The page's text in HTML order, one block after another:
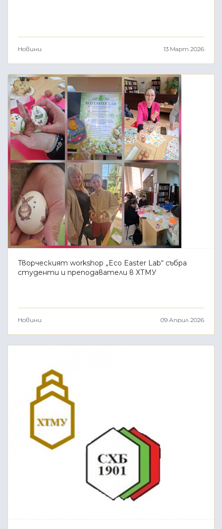
Новини 13 Март 2026
Творческият workshop „Eco Easter Lab“ събра
студенти и преподаватели в ХТМУ
Новини 09 Април 2026